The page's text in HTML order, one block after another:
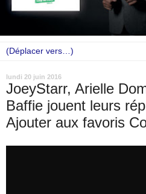
lundi 20 juin 2016
JoeyStarr, Arielle
Baffie jouent leurs
Ajouter aux favoris